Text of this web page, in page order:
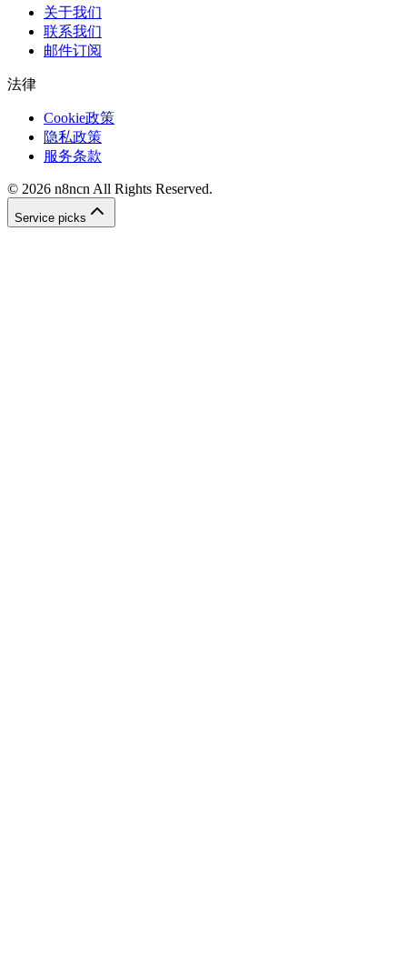
关于我们
联系我们
邮件订阅
法律
Cookie政策
隐私政策
服务条款
© 2026 n8ncn All Rights Reserved.
Service picks